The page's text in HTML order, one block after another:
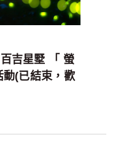
吉星墅 「 螢
動(已結束，歡